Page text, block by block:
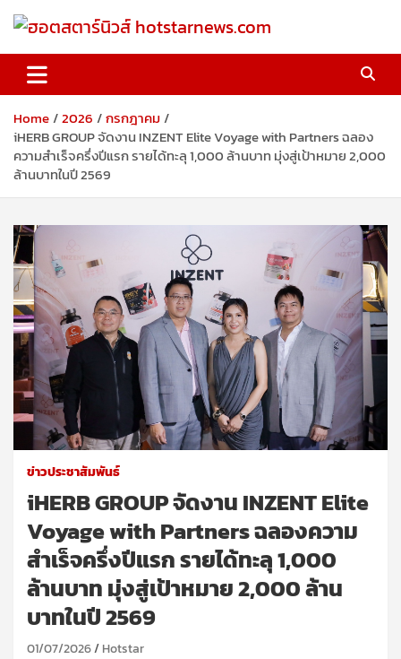
ฮอตสตาร์นิวส์ hotstarnews.com
Home 2026
กรกฎาคม
iHERB GROUP จัดงาน INZENT Elite Voyage with Partners ฉลอง
ความสำเร็จครึ่งปีแรก รายได้ทะลุ 1,000 ล้านบาท มุ่งสู่เป้าหมาย 2,000
ล้านบาทในปี 2569
ข่าวประชาสัมพันธ์
iHERB GROUP จัดงาน INZENT Elite
Voyage with Partners ฉลองความ
สำเร็จครึ่งปีแรก รายได้ทะลุ 1,000
ล้านบาท มุ่งสู่เป้าหมาย 2,000 ล้าน
บาทในปี 2569
01/07/2026 Hotstar